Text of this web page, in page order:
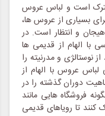
است و لباس عروس
بسیاری از عروس ها،
و انتظار است. در
با الهام از قدیمی ها
نوستالژی و مدرنیته را
عروس با الهام از
دوران گذشته را در
فروشگاه هایی مانند
تا رویاهای قدیمی